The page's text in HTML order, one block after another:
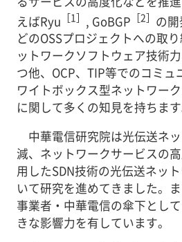
えばRyu ［1］ , GoBGP ［2］ の
どのOSSプロジェクトへの取
ットワークソフトウェア技術
つ他、OCP、TIP等でのコミ
ワイトボックス型ネットワー
に関して多くの知見を持ちます
中華電信研究院は光伝送ネ
減、ネットワークサービスの
用したSDN技術の光伝送ネッ
いて研究を進めてきました。
事業者・中華電信の傘下とし
きな影響力を有しています。